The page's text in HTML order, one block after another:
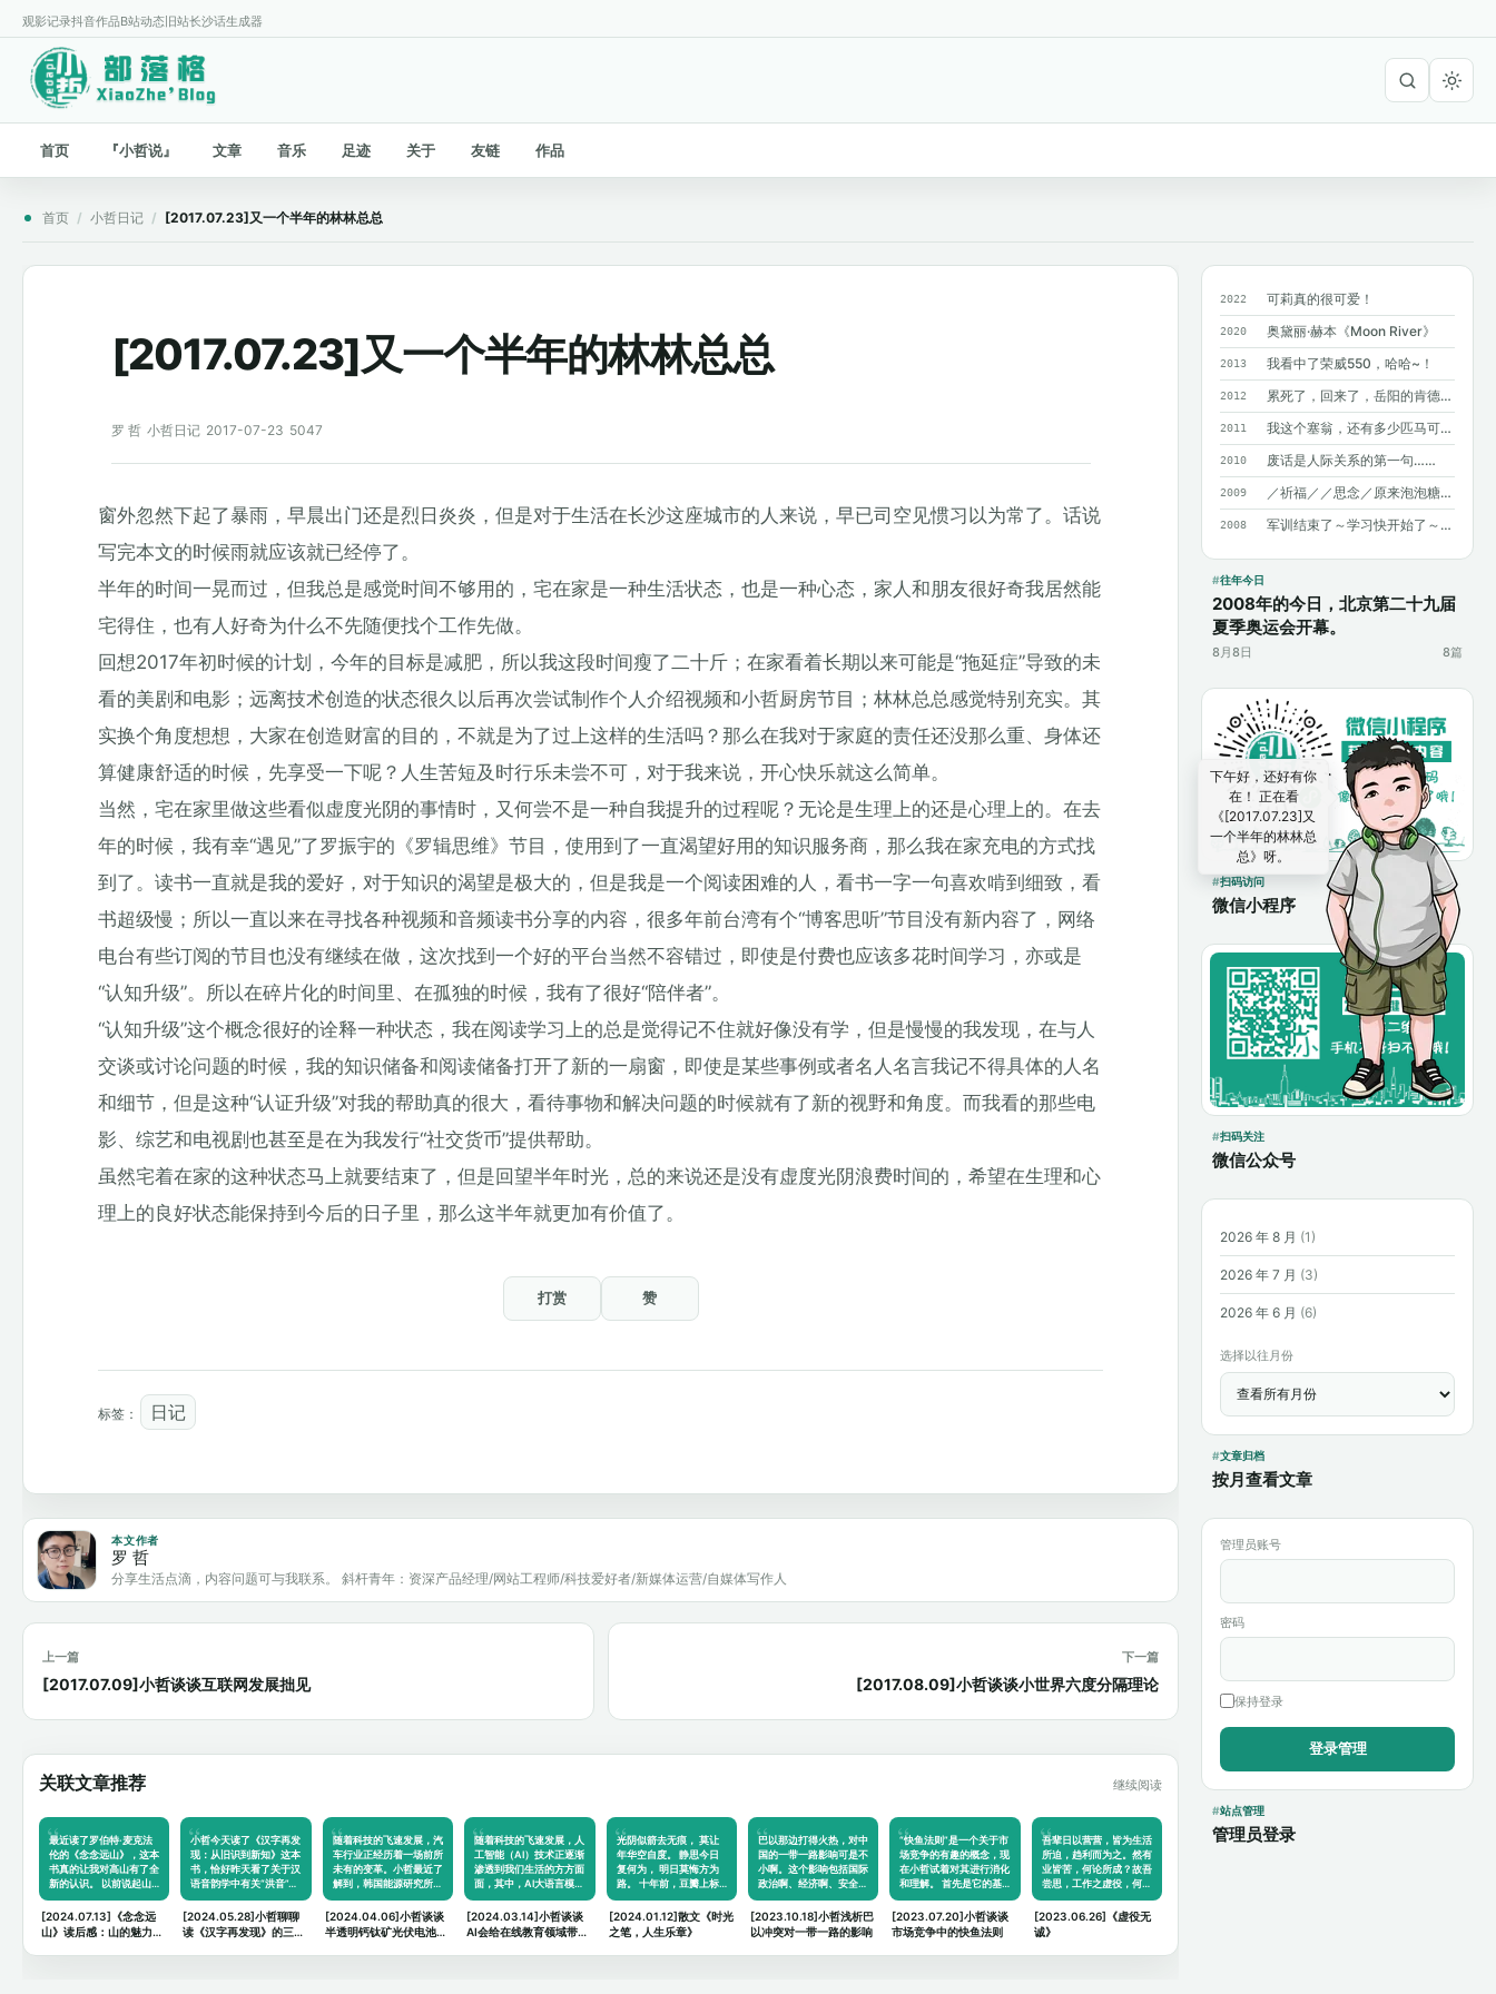
观影记录抖音作品B站动态 旧站长沙话生成器
首页 『小哲说』 文章 音乐 足迹 关于 友链 作品
首页 / 小哲日记 / [2017.07.23]又一个半年的林林总总
2022 可莉真的很可爱！
2020 奥黛丽·赫本《Moon River》
2013 我看中了荣威550，哈哈~！
2012 累死了，回来了，岳阳的肯德基附近没有麦...
2011 我这个塞翁，还有多少匹马可以丢掉呢？
2010 废话是人际关系的第一句……
2009 ／祈福／／思念／原来泡泡糖不能吞呀~
2008 军训结束了～学习快开始了～加油～加油～
往年今日
2008年的今日，北京第二十九届
夏季奥运会开幕。
8月8日 8篇
扫码访问
微信小程序
扫码关注
微信公众号
2026 年 8 月 (1)
2026 年 7 月 (3)
2026 年 6 月 (6)
选择以往月份
文章归档
按月查看文章
管理员账号
密码
保持登录
站点管理
管理员登录
[2017.07.23]又一个半年的林林总总
罗 哲 小哲日记 2017-07-23 5047
窗外忽然下起了暴雨，早晨出门还是烈日炎炎，但是对于生活在长沙这座城市的人来说，早已司空见惯习以为常了。话说
写完本文的时候雨就应该就已经停了。
半年的时间一晃而过，但我总是感觉时间不够用的，宅在家是一种生活状态，也是一种心态，家人和朋友很好奇我居然能
宅得住，也有人好奇为什么不先随便找个工作先做。
回想2017年初时候的计划，今年的目标是减肥，所以我这段时间瘦了二十斤；在家看着长期以来可能是“拖延症”导致的未
看的美剧和电影；远离技术创造的状态很久以后再次尝试制作个人介绍视频和小哲厨房节目；林林总总感觉特别充实。其
实换个角度想想，大家在创造财富的目的，不就是为了过上这样的生活吗？那么在我对于家庭的责任还没那么重、身体还
算健康舒适的时候，先享受一下呢？人生苦短及时行乐未尝不可，对于我来说，开心快乐就这么简单。
当然，宅在家里做这些看似虚度光阴的事情时，又何尝不是一种自我提升的过程呢？无论是生理上的还是心理上的。在去
年的时候，我有幸“遇见”了罗振宇的《罗辑思维》节目，使用到了一直渴望好用的知识服务商，那么我在家充电的方式找
到了。读书一直就是我的爱好，对于知识的渴望是极大的，但是我是一个阅读困难的人，看书一字一句喜欢啃到细致，看
书超级慢；所以一直以来在寻找各种视频和音频读书分享的内容，很多年前台湾有个“博客思听”节目没有新内容了，网络
电台有些订阅的节目也没有继续在做，这次找到一个好的平台当然不容错过，即使是付费也应该多花时间学习，亦或是
“认知升级”。所以在碎片化的时间里、在孤独的时候，我有了很好“陪伴者”。
“认知升级”这个概念很好的诠释一种状态，我在阅读学习上的总是觉得记不住就好像没有学，但是慢慢的我发现，在与人
交谈或讨论问题的时候，我的知识储备和阅读储备打开了新的一扇窗，即使是某些事例或者名人名言我记不得具体的人名
和细节，但是这种“认证升级”对我的帮助真的很大，看待事物和解决问题的时候就有了新的视野和角度。而我看的那些电
影、综艺和电视剧也甚至是在为我发行“社交货币”提供帮助。
虽然宅着在家的这种状态马上就要结束了，但是回望半年时光，总的来说还是没有虚度光阴浪费时间的，希望在生理和心
理上的良好状态能保持到今后的日子里，那么这半年就更加有价值了。
打赏 赞
标签： 日记
本文作者
罗 哲
分享生活点滴，内容问题可与我联系。 斜杆青年：资深产品经理/网站工程师/科技爱好者/新媒体运营/自媒体写作人
上一篇
[2017.07.09]小哲谈谈互联网发展拙见
下一篇
[2017.08.09]小哲谈谈小世界六度分隔理论
关联文章推荐 继续阅读
最近读了罗伯特·麦克法
伦的《念念远山》，这本
书真的让我对高山有了全
新的认识。 以前说起山…
[2024.07.13]《念念远
山》读后感：山的魅力与
小哲今天读了《汉字再发
现：从旧识到新知》这本
书，恰好昨天看了关于汉
语音韵学中有关“洪音”…
[2024.05.28]小哲聊聊
读《汉字再发现》的三个
随着科技的飞速发展，汽
车行业正经历着一场前所
未有的变革。小哲最近了
解到，韩国能源研究所…
[2024.04.06]小哲谈谈
半透明钙钛矿光伏电池对
随着科技的飞速发展，人
工智能（AI）技术正逐渐
渗透到我们生活的方方面
面，其中，AI大语言模…
[2024.03.14]小哲谈谈
AI会给在线教育领域带来
光阴似箭去无痕， 莫让
年华空自度。 静思今日
复何为， 明日莫悔方为
路。 十年前，豆瓣上标
[2024.01.12]散文《时光
之笔，人生乐章》
巴以那边打得火热，对中
国的一带一路影响可是不
小啊。这个影响包括国际
政治啊、经济啊、安全…
[2023.10.18]小哲浅析巴
以冲突对一带一路的影响
“快鱼法则”是一个关于市
场竞争的有趣的概念，现
在小哲试着对其进行消化
和理解。 首先是它的基…
[2023.07.20]小哲谈谈
市场竞争中的快鱼法则
吾辈日以营营，皆为生活
所迫，趋利而为之。然有
业皆苦，何论所成？故吾
尝思，工作之虚役，何…
[2023.06.26]《虚役无
诚》
下午好，还好有你
在！ 正在看
《[2017.07.23]又
一个半年的林林总
总》呀。